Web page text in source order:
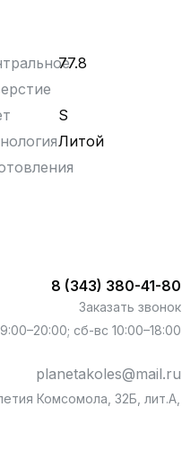
77.8
S
Литой
8 (343) 380-41-80
Заказать звонок
сб-вс 10:00–18:00
planetakoles@mail.ru
Комсомола, 32Б, лит.А,